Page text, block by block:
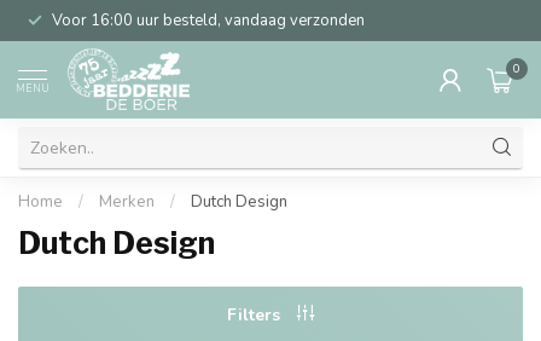
Voor 16:00 uur besteld, vandaag verzonden
MENU
0
Home / Merken / Dutch Design
Dutch Design
Filters